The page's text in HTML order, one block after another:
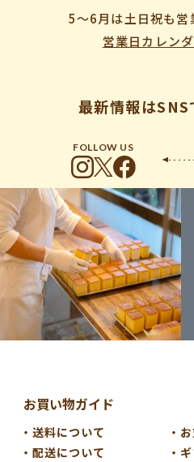
5〜6月は土日祝も営
営業日カレン
最新情報はSNS
FOLLOW US
お買い物ガイド
送料について
配送について